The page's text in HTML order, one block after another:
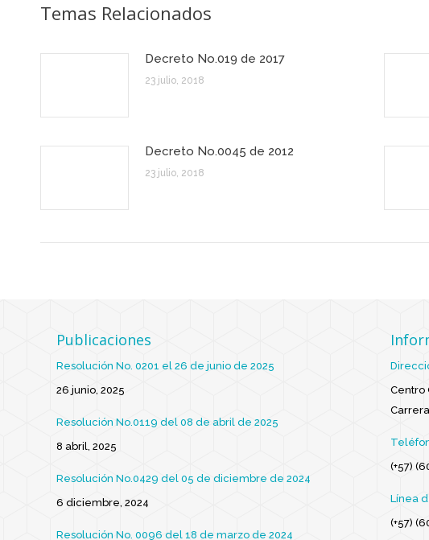
Temas Relacionados
Decreto No.019 de 2017
23 julio, 2018
Decreto No.0045 de 2012
23 julio, 2018
Publicaciones
Resolución No. 0201 el 26 de junio de 2025
26 junio, 2025
Resolución No.0119 del 08 de abril de 2025
8 abril, 2025
Resolución No.0429 del 05 de diciembre de 2024
6 diciembre, 2024
Resolución No. 0096 del 18 de marzo de 2024
Centro
(+57)
Línea
(+57)